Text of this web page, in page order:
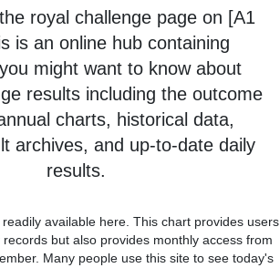
royal challenge page on [A1
is an online hub containing
might want to know about
results including the outcome
charts, historical data,
archives, and up-to-date daily
results.
available here. This chart provides users
but also provides monthly access from
Many people use this site to see today's